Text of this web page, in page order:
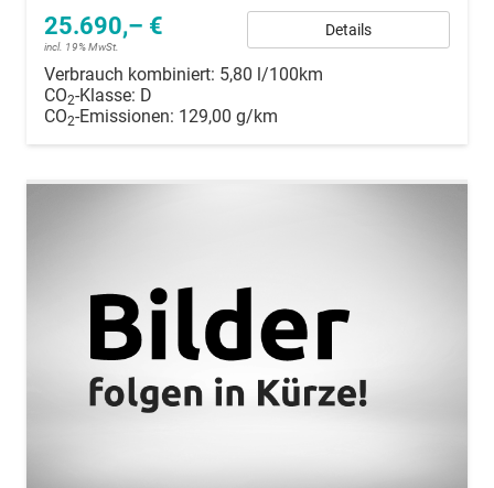
25.690,– €
incl. 19% MwSt.
Details
Verbrauch kombiniert: 5,80 l/100km
CO2-Klasse: D
CO2-Emissionen: 129,00 g/km